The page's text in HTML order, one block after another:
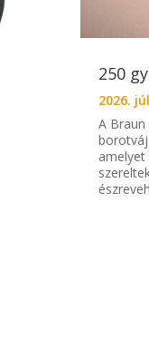
250
2026.
A